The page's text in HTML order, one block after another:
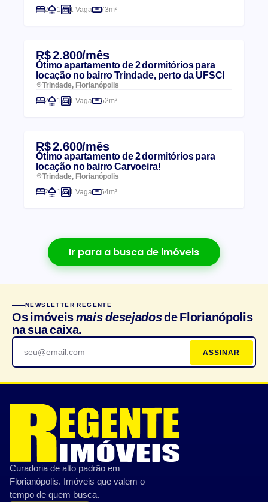
2
1 1 Vaga 73m²
R$ 2.800/mês
Ótimo apartamento de 2 dormitórios para
locação no bairro Trindade, perto da UFSC!
Trindade, Florianópolis
2
1 1 Vaga 52m²
R$ 2.600/mês
Ótimo apartamento de 2 dormitórios para
locação no bairro Carvoeira!
Trindade, Florianópolis
2
1 1 Vaga 64m²
Ir para a busca de imóveis
NEWSLETTER REGENTE
Os imóveismais desejadosde Florianópolis
na sua caixa.
ASSINAR
Curadoria de alto padrão em
Florianópolis. Imóveis que valem o
tempo de quem busca.